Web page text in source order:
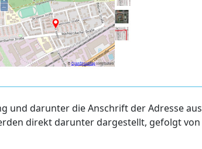
und darunter die Anschrift der Adresse
direkt darunter dargestellt, gefolgt